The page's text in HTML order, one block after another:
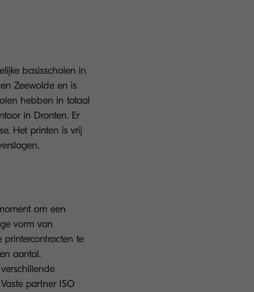
basisscholen in
Zeewolde en is
hebben in totaal
in Dronten. Er
Het printen is vrij
om een
vorm van
te
aantal.
partner ISO